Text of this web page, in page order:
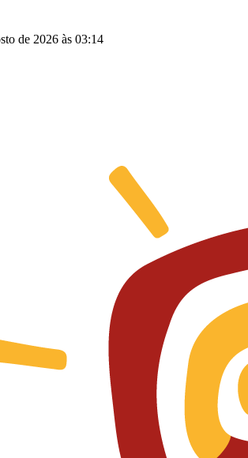
de 2026 às 03:14